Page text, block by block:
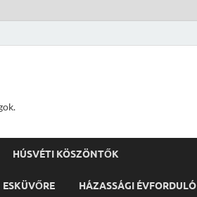
HÚSVÉTI KÖSZÖNTŐK
ESKÜVŐRE HÁZASSÁGI ÉVFORDULÓ